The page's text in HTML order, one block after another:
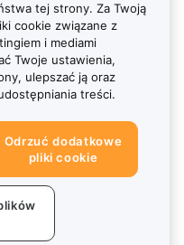
tej strony. Za Twoją
cookie związane z
i mediami
Twoje ustawienia,
ulepszać ją oraz
treści.
Odrzuć dodatkowe
pliki cookie